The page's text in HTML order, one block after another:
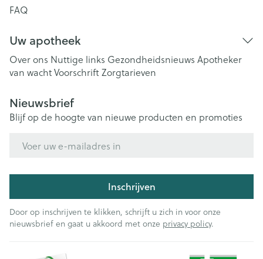
FAQ
Uw apotheek
Over ons Nuttige links Gezondheidsnieuws Apotheker
van wachtVoorschriftZorgtarieven
Nieuwsbrief
Blijf op de hoogte van nieuwe producten en promoties
Inschrijven
Door op inschrijven te klikken, schrijft u zich in voor onze
nieuwsbrief en gaat u akkoord met onze privacy policy.